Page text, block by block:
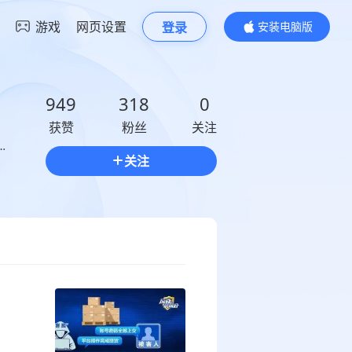
游戏 网页设置 登录
安装电脑版
内容更精彩
949
获赞
318
粉丝
0
关注
关注